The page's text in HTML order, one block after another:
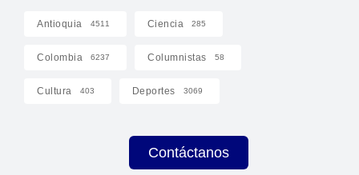
Antioquia 4511 Ciencia 285
Colombia 6237 Columnistas 58
Cultura 403 Deportes 3069
Contáctanos